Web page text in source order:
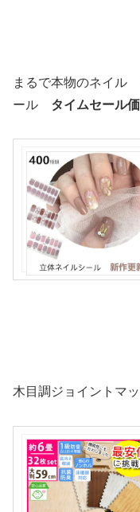
まるで本物のネイル
ール タイムセール
木目調ジョイントマッ